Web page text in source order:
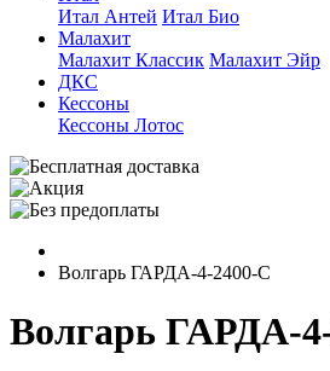
Итал Антей Итал Био
Малахит
Малахит Классик Малахит Эйр
ДКС
Кессоны
Кессоны Лотос
Волгарь ГАРДА-4-2400-С
Волгарь ГАРДА-